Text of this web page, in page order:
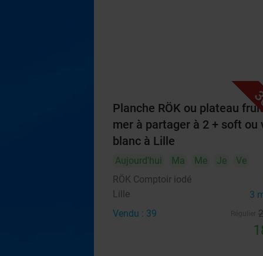
Planche RÖK ou plateau
mer à partager à 2 + soft ou
blanc à Lille
Aujourd'hui Ma Me Je
Ve
RÖK Comptoir iodé
Lille 3
Vendu : 39